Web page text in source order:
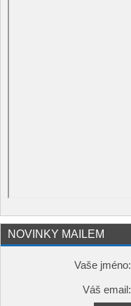
NOVINKY MAILEM
Vaše jméno:
Váš email: